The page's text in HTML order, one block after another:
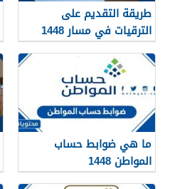
طريقة التقديم على
الترقيات في مسار 1448
ما هي ضوابط حساب
المواطن 1448